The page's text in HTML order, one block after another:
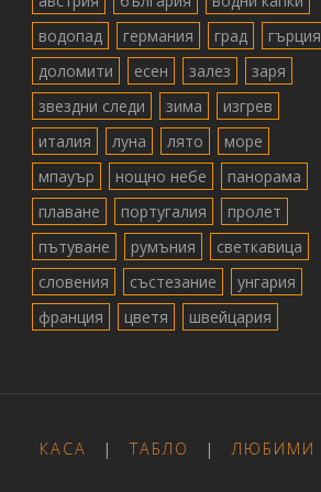
водопад
германия град
гърция
доломити
есен залез
заря
звездни следи
зима
изгрев
италия
луна лято
море
мпауър
нощно небе
панорама
плаване
португалия
пролет
пътуване
румъния
светкавица
словения
състезание
унгария
франция
цветя швейцария
КАСА | ТАБЛО | ЛЮБИМИ